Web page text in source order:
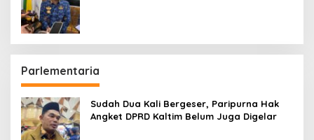
Parlementaria
Sudah Dua Kali Bergeser, Paripurna Hak
Angket DPRD Kaltim Belum Juga Digelar